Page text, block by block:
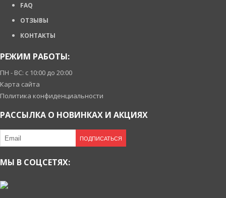
FAQ
ОТЗЫВЫ
КОНТАКТЫ
РЕЖИМ РАБОТЫ:
ПН - ВС: с 10:00 до 20:00
Карта сайта
Политика конфиденциальности
РАССЫЛКА О НОВИНКАХ И АКЦИЯХ
ПОДПИСАТЬСЯ
МЫ В СОЦСЕТЯХ: